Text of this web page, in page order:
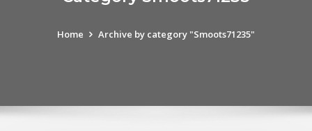
Home Archive by category "Smoots71235"